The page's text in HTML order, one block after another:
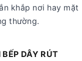
khắp nơi hay mặt
thường.
DÂY RÚT